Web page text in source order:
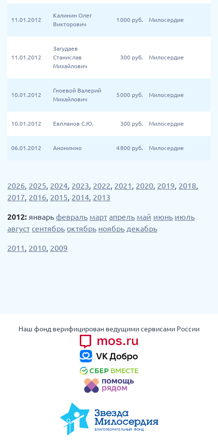
11.01.2012
Калинин Олег
Викторович
1 000 руб. Милосердие
11.01.2012
Загудаев
Станислав
Михайлович
300 руб. Милосердие
10.01.2012
Гноевой Валерий
Михайлович
5 000 руб. Милосердие
10.01.2012 Евпланов С.Ю. 300 руб. Милосердие
06.01.2012 Анонимно 4 800 руб. Милосердие
2026, 2025, 2024, 2023, 2022, 2021 , 2020, 2019, 2018,
2017, 2016, 2015, 2014, 2013
2012: январь февраль март апрель май июнь июль
август сентябрь октябрь ноябрь декабрь
2011 , 2010, 2009
Наш фонд верифицирован ведущими сервисами России